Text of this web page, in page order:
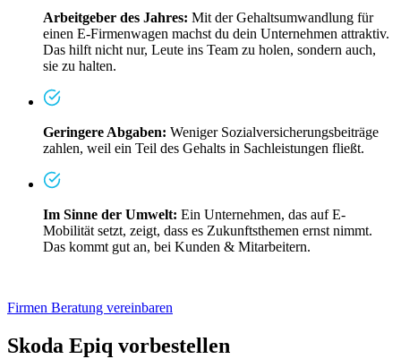
Arbeitgeber des Jahres: Mit der Gehaltsumwandlung für
einen E-Firmenwagen machst du dein Unternehmen attraktiv.
Das hilft nicht nur, Leute ins Team zu holen, sondern auch,
sie zu halten.
Geringere Abgaben: Weniger Sozialversicherungsbeiträge
zahlen, weil ein Teil des Gehalts in Sachleistungen fließt.
Im Sinne der Umwelt: Ein Unternehmen, das auf E-
Mobilität setzt, zeigt, dass es Zukunftsthemen ernst nimmt.
Das kommt gut an, bei Kunden & Mitarbeitern.
Firmen Beratung vereinbaren
Skoda Epiq vorbestellen